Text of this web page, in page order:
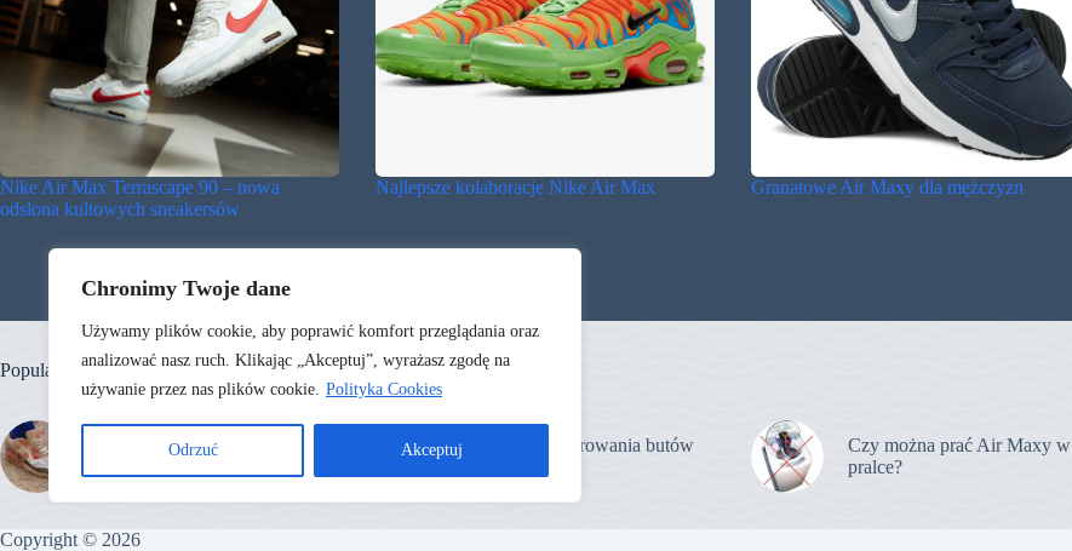
Chronimy Twoje dane
Używamy plików cookie, aby poprawić komfort przeglądania oraz
analizować nasz ruch. Klikając „Akceptuj”, wyrażasz zgodę na
używanie przez nas plików cookie. Polityka Cookies
Odrzuć Akceptuj
Nike Air Max Terrascape 90 – nowa
odsłona kultowych sneakersów
Najlepsze kolaboracje Nike Air Max Granatowe Air Maxy dla mężczyzn
Popularne
Jak czyścić Nike Air Max?
Sposoby sznurowania butów
Czy można prać Air Maxy w
pralce?
Copyright © 2026